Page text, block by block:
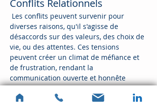
Conflits Relationnels
Les conflits peuvent survenir pour
diverses raisons, qu'il s'agisse de
désaccords sur des valeurs, des choix de
vie, ou des attentes. Ces tensions
peuvent créer un climat de méfiance et
de frustration, rendant la
communication ouverte et honnête
presque impossible. L'art-thérapie
permet aux membres de la famille